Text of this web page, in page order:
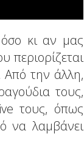
κι αν μας
περιορίζεται
Από την άλλη,
τους,
τους, όπως
να λαμβάνει